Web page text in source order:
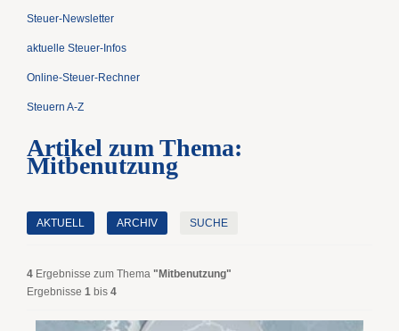
Steuer-Newsletter
aktuelle Steuer-Infos
Online-Steuer-Rechner
Steuern A-Z
Artikel zum Thema:
Mitbenutzung
AKTUELL ARCHIV SUCHE
4 Ergebnisse zum Thema "Mitbenutzung"
Ergebnisse 1 bis 4